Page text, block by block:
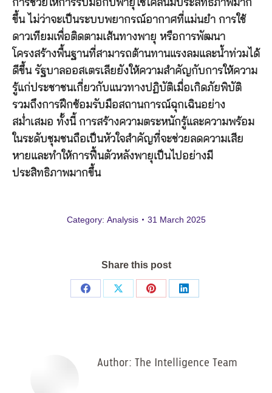
การช่วยให้การรับมือกับพายุไซโคลนมีประสิทธิภาพมาก
ขึ้น ไม่ว่าจะเป็นระบบพยากรณ์อากาศที่แม่นยำ การใช้
ดาวเทียมเพื่อติดตามเส้นทางพายุ หรือการพัฒนา
โครงสร้างพื้นฐานที่สามารถต้านทานแรงลมและน้ำท่วมได้
ดีขึ้น รัฐบาลออสเตรเลียยังให้ความสำคัญกับการให้ความ
รู้แก่ประชาชนเกี่ยวกับแนวทางปฏิบัติเมื่อเกิดภัยพิบัติ
รวมถึงการฝึกซ้อมรับมือสถานการณ์ฉุกเฉินอย่าง
สม่ำเสมอ ทั้งนี้ การสร้างความตระหนักรู้และความพร้อม
ในระดับชุมชนถือเป็นหัวใจสำคัญที่จะช่วยลดความเสีย
หายและทำให้การฟื้นตัวหลังพายุเป็นไปอย่างมี
ประสิทธิภาพมากขึ้น
Category: Analysis 31 March 2025
Share this post
Share
Share
Share
Share
Author: The Intelligence Team